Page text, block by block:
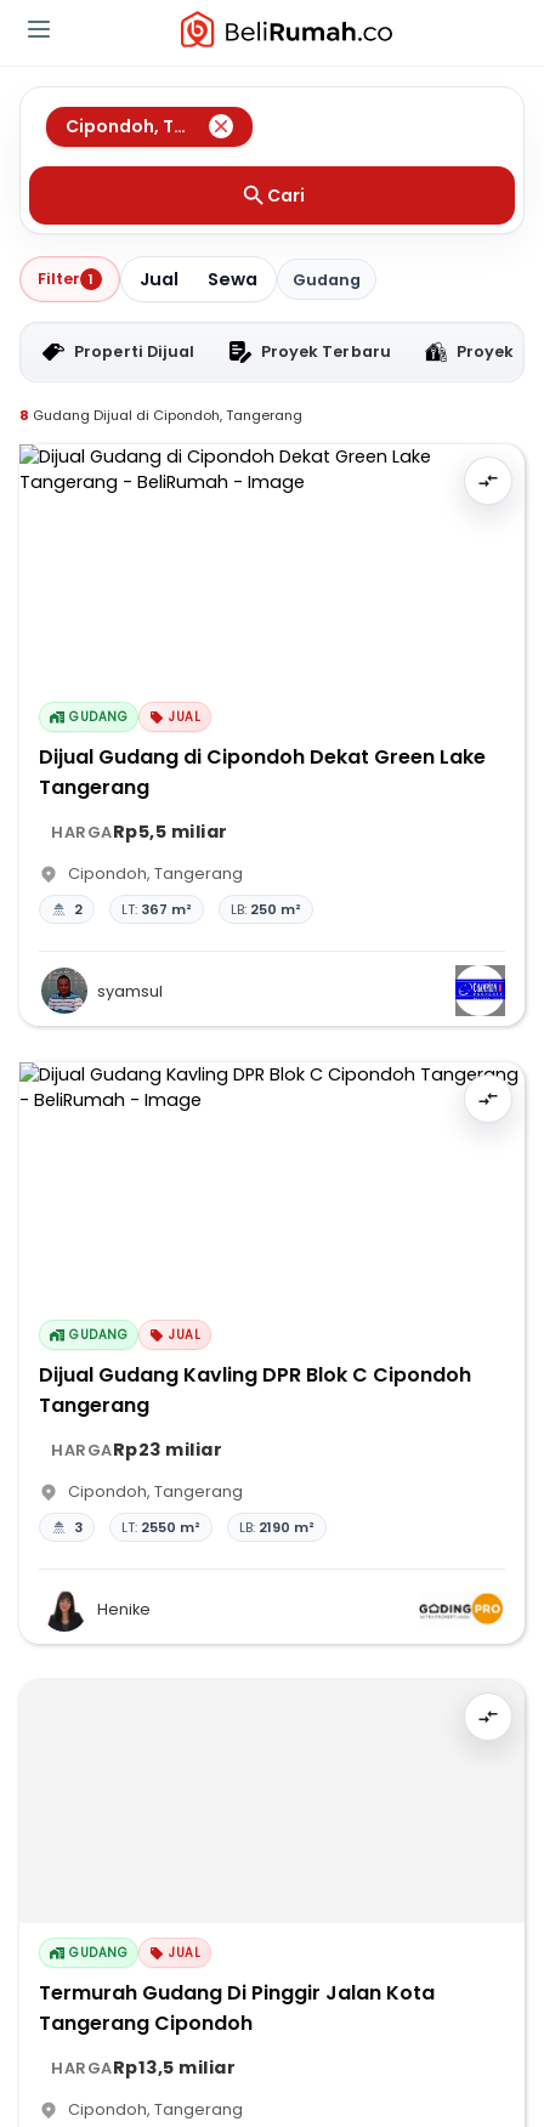
Cipondoh, Tangerang
Cari
Filter 1 Jual Sewa Gudang
Properti Dijual Proyek Terbaru Proyek
8 Gudang Dijual di Cipondoh, Tangerang
GUDANG JUAL
Dijual Gudang di Cipondoh Dekat Green Lake
Tangerang
HARGARp5,5 miliar
Cipondoh, Tangerang
2 LT: 367 m² LB: 250 m²
syamsul
GUDANG JUAL
Dijual Gudang Kavling DPR Blok C Cipondoh
Tangerang
HARGARp23 miliar
Cipondoh, Tangerang
3 LT: 2550 m² LB: 2190 m²
Henike
GUDANG JUAL
Termurah Gudang Di Pinggir Jalan Kota
Tangerang Cipondoh
HARGARp13,5 miliar
Cipondoh, Tangerang